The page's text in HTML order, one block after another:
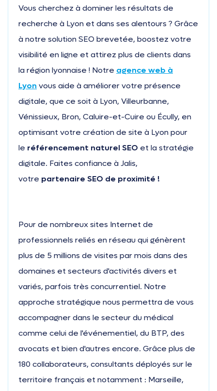
Vous cherchez à dominer les résultats de
recherche à Lyon et dans ses alentours ? Grâce
à notre solution SEO brevetée, boostez votre
visibilité en ligne et attirez plus de clients dans
la région lyonnaise ! Notre agence web à
Lyon vous aide à améliorer votre présence
digitale, que ce soit à Lyon, Villeurbanne,
Vénissieux, Bron, Caluire-et-Cuire ou Écully, en
optimisant votre création de site à Lyon pour
le référencement naturel SEO et la stratégie
digitale. Faites confiance à Jalis,
votre partenaire SEO de proximité !
Pour de nombreux sites Internet de
professionnels reliés en réseau qui génèrent
plus de 5 millions de visites par mois dans des
domaines et secteurs d'activités divers et
variés, parfois très concurrentiel. Notre
approche stratégique nous permettra de vous
accompagner dans le secteur du médical
comme celui de l'événementiel, du BTP, des
avocats et bien d'autres encore. Grâce plus de
180 collaborateurs, consultants déployés sur le
territoire français et notamment : Marseille,